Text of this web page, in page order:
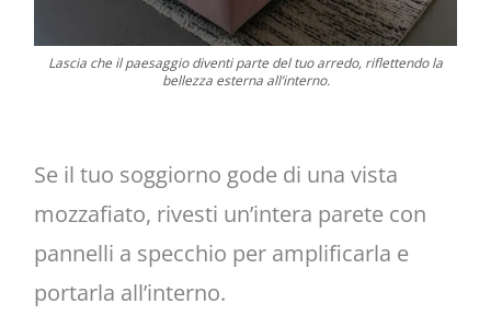
Lascia che il paesaggio diventi parte del tuo arredo, riflettendo la
bellezza esterna all’interno.
Se il tuo soggiorno gode di una vista
mozzafiato, rivesti un’intera parete con
pannelli a specchio per amplificarla e
portarla all’interno.